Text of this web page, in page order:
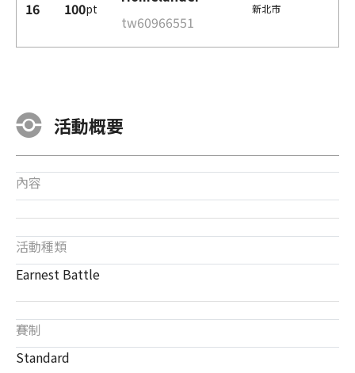
16 100pt
tw60966551
新北市
活動概要
內容
活動種類
Earnest Battle
賽制
Standard